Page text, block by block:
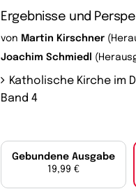
Ergebnisse und
von Martin Kirschner
Joachim Schmiedl
Katholische Kirche im
Band 4
Gebundene Ausgabe
19,99 €